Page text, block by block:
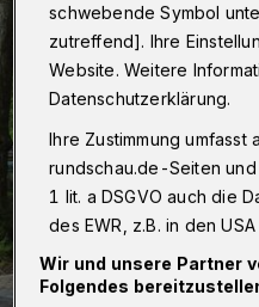
schwebende Symbol
zutreffend]. Ihre
Website. Weitere
Datenschutzerklärung.
Ihre Zustimmung umfasst
rundschau.de-Seiten und
1 lit. a DSGVO auch die
des EWR, z.B. in den USA
Wir und unsere Partner
Folgendes